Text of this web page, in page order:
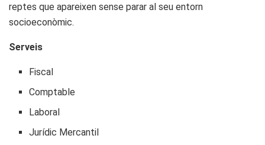
reptes que apareixen sense parar al seu entorn
socioeconòmic.
Serveis
Fiscal
Comptable
Laboral
Jurídic Mercantil